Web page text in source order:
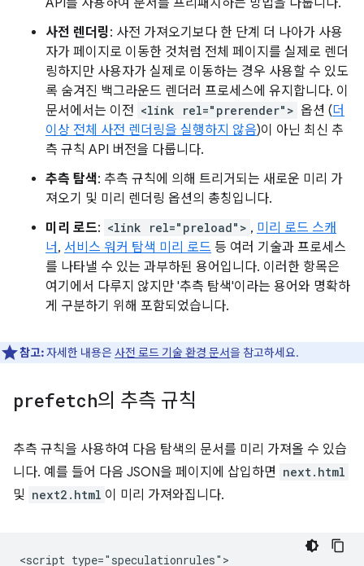
API를 사용하여 문서를 프리패치하는 방법을 다룹니다.
사전 렌더링: 사전 가져오기보다 한 단계 더 나아가 사용
자가 페이지로 이동한 것처럼 전체 페이지를 실제로 렌더
링하지만 사용자가 실제로 이동하는 경우 사용할 수 있도
록 숨겨진 백그라운드 렌더러 프로세스에 유지합니다. 이
문서에서는 이전 <link rel="prerender"> 옵션 (더
이상 전체 사전 렌더링을 실행하지 않음)이 아닌 최신 추
측 규칙 API 버전을 다룹니다.
추측 탐색: 추측 규칙에 의해 트리거되는 새로운 미리 가
져오기 및 미리 렌더링 옵션의 총칭입니다.
미리 로드: <link rel="preload"> , 미리 로드 스캐
너 , 서비스 워커 탐색 미리 로드 등 여러 기술과 프로세스
를 나타낼 수 있는 과부하된 용어입니다. 이러한 항목은
여기에서 다루지 않지만 '추측 탐색'이라는 용어와 명확하
게 구분하기 위해 포함되었습니다.
참고:자세한 내용은 사전 로드 기술 환경 문서을 참고하세요.
prefetch의 추측 규칙
추측 규칙을 사용하여 다음 탐색의 문서를 미리 가져올 수 있습
니다. 예를 들어 다음 JSON을 페이지에 삽입하면 next.html
및 next2.html 이 미리 가져와집니다.
<script type="speculationrules">